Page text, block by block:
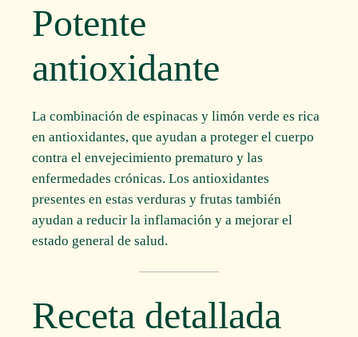
Potente
antioxidante
La combinación de espinacas y limón verde es rica
en antioxidantes, que ayudan a proteger el cuerpo
contra el envejecimiento prematuro y las
enfermedades crónicas. Los antioxidantes
presentes en estas verduras y frutas también
ayudan a reducir la inflamación y a mejorar el
estado general de salud.
Receta detallada